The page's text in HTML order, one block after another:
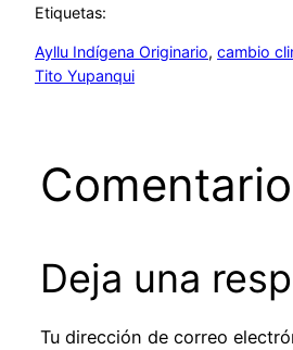
Etiquetas:
Ayllu Indígena Originario, cambio
Tito Yupanqui
Deja una
Tu dirección de correo